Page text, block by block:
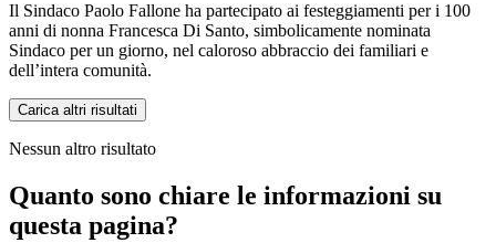
Il Sindaco Paolo Fallone ha partecipato ai festeggiamenti per i 100
anni di nonna Francesca Di Santo, simbolicamente nominata
Sindaco per un giorno, nel caloroso abbraccio dei familiari e
dell’intera comunità.
Carica altri risultati
Nessun altro risultato
Quanto sono chiare le informazioni su
questa pagina?